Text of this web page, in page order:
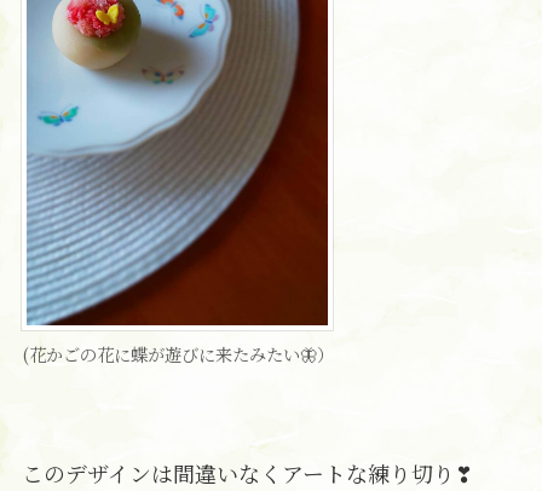
(花かごの花に蝶が遊びに来たみたい🦋）
このデザインは間違いなくアートな練り切り❣